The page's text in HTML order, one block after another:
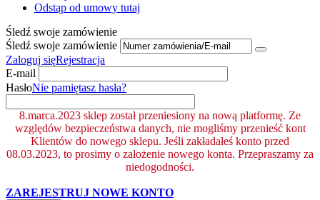
Odstąp od umowy tutaj
Śledź swoje zamówienie
Śledź swoje zamówienie
Zaloguj sięRejestracja
E-mail
HasłoNie pamiętasz hasła?
8.marca.2023 sklep został przeniesiony na nową platformę. Ze
względów bezpieczeństwa danych, nie mogliśmy przenieść kont
Klientów do nowego sklepu. Jeśli zakładałeś konto przed
08.03.2023, to prosimy o założenie nowego konta. Przepraszamy za
niedogodności.
ZAREJESTRUJ NOWE KONTO